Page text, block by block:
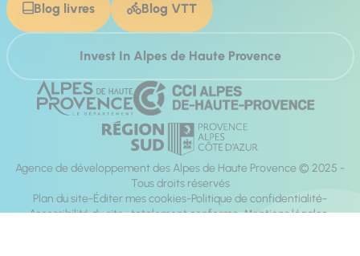
Blog livres Blog VTT
Invest In Alpes de Haute Provence
Agence de développement des Alpes de Haute Provence © 2025 -
Tous droits réservés
Plan du site Éditer mes cookies Politique de confidentialité
Accessibilité du site : totalement conforme Mentions légales